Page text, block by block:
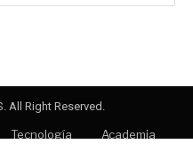
All Right Reserved.
Tecnología
Academia